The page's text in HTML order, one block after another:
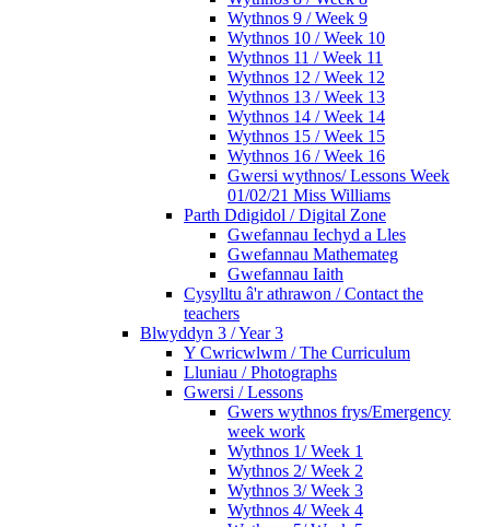
Wythnos 9 / Week 9
Wythnos 10 / Week 10
Wythnos 11 / Week 11
Wythnos 12 / Week 12
Wythnos 13 / Week 13
Wythnos 14 / Week 14
Wythnos 15 / Week 15
Wythnos 16 / Week 16
Gwersi wythnos/ Lessons Week
01/02/21 Miss Williams
Parth Ddigidol / Digital Zone
Gwefannau Iechyd a Lles
Gwefannau Mathemateg
Gwefannau Iaith
Cysylltu â'r athrawon / Contact the
teachers
Blwyddyn 3 / Year 3
Y Cwricwlwm / The Curriculum
Lluniau / Photographs
Gwersi / Lessons
Gwers wythnos frys/Emergency
week work
Wythnos 1/ Week 1
Wythnos 2/ Week 2
Wythnos 3/ Week 3
Wythnos 4/ Week 4